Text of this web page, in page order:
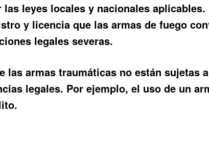
leyes locales y nacionales
y licencia que las armas de fuego
legales severas.
armas traumáticas no están sujetas
legales. Por ejemplo, el uso de un